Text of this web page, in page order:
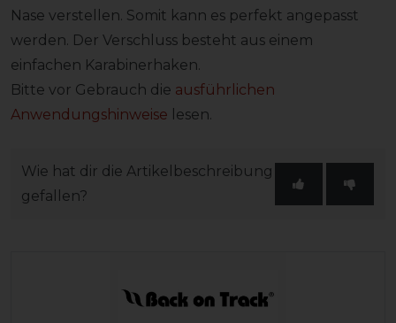
Nase verstellen. Somit kann es perfekt angepasst
werden. Der Verschluss besteht aus einem
einfachen Karabinerhaken.
Bitte vor Gebrauch die ausführlichen
Anwendungshinweise lesen.
Wie hat dir die Artikelbeschreibung
gefallen?